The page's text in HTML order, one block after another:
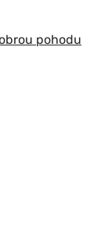
pohodu